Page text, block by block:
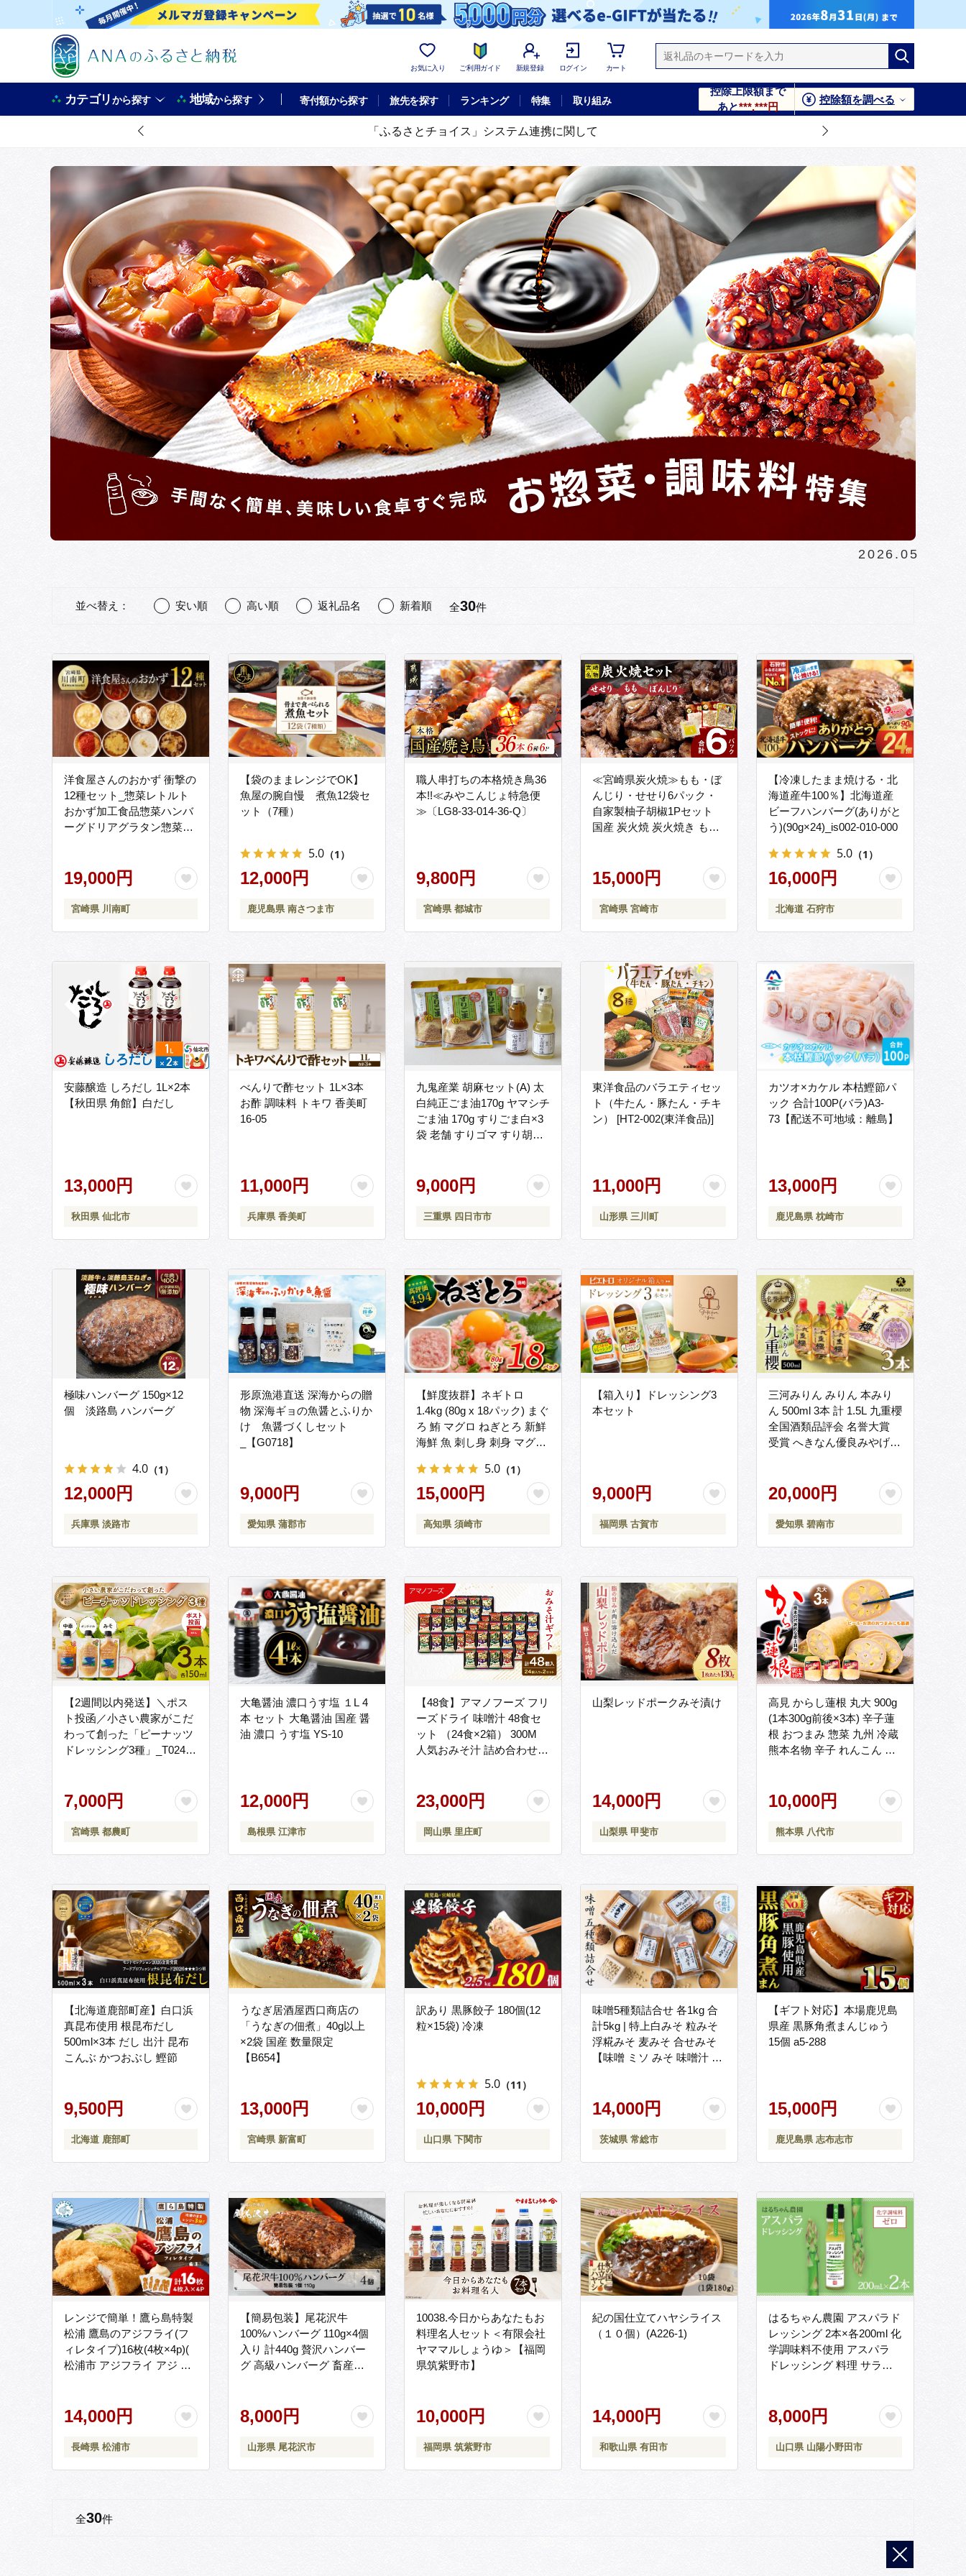
お気に入り ご利用ガイド 新規登録 ログイン カート
カテゴリから探す 地域から探す 寄付額から探す 旅先を探す ランキング 特集 取り組み
控除上限額まで
あと***,***円
控除額を調べる
「ふるさとチョイス」システム連携に関して
2026.05
並べ替え： 安い順 高い順 返礼品名 新着順 全30件
洋食屋さんのおかず 衝撃の
12種セット_惣菜レトルト
おかず加工食品惣菜ハンバ
ーグドリアグラタン惣菜セ
19,000円
宮崎県 川南町
【袋のままレンジでOK】
魚屋の腕自慢 煮魚12袋セ
ット（7種）
5.0 （1）
12,000円
鹿児島県 南さつま市
職人串打ちの本格焼き鳥36
本!!≪みやこんじょ特急便
≫〔LG8-33-014-36-Q〕
9,800円
宮崎県 都城市
≪宮崎県炭火焼≫もも・ぼ
んじり・せせり6パック・
自家製柚子胡椒1Pセット
国産 炭火焼 炭火焼き もも
み つまみ
15,000円
宮崎県 宮崎市
【冷凍したまま焼ける・北
海道産牛100％】北海道産
ビーフハンバーグ(ありがと
う)(90g×24)_is002-010-000
5.0 （1）
16,000円
北海道 石狩市
安藤醸造 しろだし 1L×2本
【秋田県 角館】白だし
13,000円
秋田県 仙北市
べんりで酢セット 1L×3本
お酢 調味料 トキワ 香美町
16-05
11,000円
兵庫県 香美町
九鬼産業 胡麻セット(A) 太
白純正ごま油170g ヤマシチ
ごま油 170g すりごま白×3
袋 老舗 すりゴマ すり胡麻
味料 料理 お祝い 贈答品 贈
り物 ギフト ミシュラン 2つ
星の割烹でも使用 四日市
9,000円
三重県 四日市市
東洋食品のバラエティセッ
ト（牛たん・豚たん・チキ
ン） [HT2-002(東洋食品)]
11,000円
山形県 三川町
カツオ×カケル 本枯鰹節パ
ック 合計100P(バラ)A3-
73【配送不可地域：離島】
13,000円
鹿児島県 枕崎市
極味ハンバーグ 150g×12
個 淡路島 ハンバーグ
4.0 （1）
12,000円
兵庫県 淡路市
形原漁港直送 深海からの贈
物 深海ギョの魚醤とふりか
け 魚醤づくしセット
_【G0718】
9,000円
愛知県 蒲郡市
【鮮度抜群】ネギトロ
1.4kg (80g x 18パック) まぐ
ろ 鮪 マグロ ねぎとろ 新鮮
海鮮 魚 刺し身 刺身 マグロ
5.0 （1）
15,000円
高知県 須崎市
【箱入り】ドレッシング3
本セット
9,000円
福岡県 古賀市
三河みりん みりん 本みり
ん 500ml 3本 計 1.5L 九重櫻
全国酒類品評会 名誉大賞
受賞 へきなん優良みやげ推
り 醸造 原材料 厳選 国産 も
ち米 自然な甘み 豊富なう
ま味 料亭の味 料理 調味料
20,000円
愛知県 碧南市
【2週間以内発送】＼ポス
ト投函／小さい農家がこだ
わって創った「ピーナッツ
ドレッシング3種」_T024-
加工品 サラダ 贈り物 お土
産 送料無料 プレゼント】
7,000円
宮崎県 都農町
大亀醤油 濃口うす塩 １L 4
本 セット 大亀醤油 国産 醤
油 濃口 うす塩 YS-10
12,000円
島根県 江津市
【48食】アマノフーズ フリ
ーズドライ 味噌汁 48食セ
ット （24食×2箱） 300M
人気おみそ汁 詰め合わせ
23,000円
岡山県 里庄町
山梨レッドポークみそ漬け
14,000円
山梨県 甲斐市
高見 からし蓮根 丸大 900g
(1本300g前後×3本) 辛子蓮
根 おつまみ 惣菜 九州 冷蔵
熊本名物 辛子 れんこん 蓮
10,000円
熊本県 八代市
【北海道鹿部町産】白口浜
真昆布使用 根昆布だし
500ml×3本 だし 出汁 昆布
こんぶ かつおぶし 鰹節
9,500円
北海道 鹿部町
うなぎ居酒屋西口商店の
「うなぎの佃煮」40g以上
×2袋 国産 数量限定
【B654】
13,000円
宮崎県 新富町
訳あり 黒豚餃子 180個(12
粒×15袋) 冷凍
5.0 （11）
10,000円
山口県 下関市
味噌5種類詰合せ 各1kg 合
計5kg | 特上白みそ 粒みそ
浮糀みそ 麦みそ 合せみそ
【味噌 ミソ みそ 味噌汁 味
わせ 調味料 手作りみそ 手
作り調味料】
14,000円
茨城県 常総市
【ギフト対応】本場鹿児島
県産 黒豚角煮まんじゅう
15個 a5-288
15,000円
鹿児島県 志布志市
レンジで簡単！鷹ら島特製
松浦 鷹島のアジフライ(フ
ィレタイプ)16枚(4枚×4p)(
松浦市 アジフライ アジ 鯵
14,000円
長崎県 松浦市
【簡易包装】尾花沢牛
100%ハンバーグ 110g×4個
入り 計440g 贅沢ハンバー
グ 高級ハンバーグ 畜産応
鉄板焼 個包装 国産 送料無
料 nj-oghmk440
8,000円
山形県 尾花沢市
10038.今日からあなたもお
料理名人セット＜有限会社
ヤママルしょうゆ＞【福岡
県筑紫野市】
10,000円
福岡県 筑紫野市
紀の国仕立てハヤシライス
（１０個）(A226-1)
14,000円
和歌山県 有田市
はるちゃん農園 アスパラド
レッシング 2本×各200ml 化
学調味料不使用 アスパラ
ドレッシング 料理 サラダ
ご当地 グルメ 食品 F6L-649
8,000円
山口県 山陽小野田市
全30件